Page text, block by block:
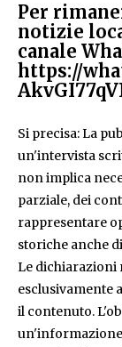
Per
notizie
canale
https://
Si precisa: La
un'intervista
non implica
parziale, dei
rappresentare
storiche anche
Le
esclusivamente
il contenuto.
un'informazione